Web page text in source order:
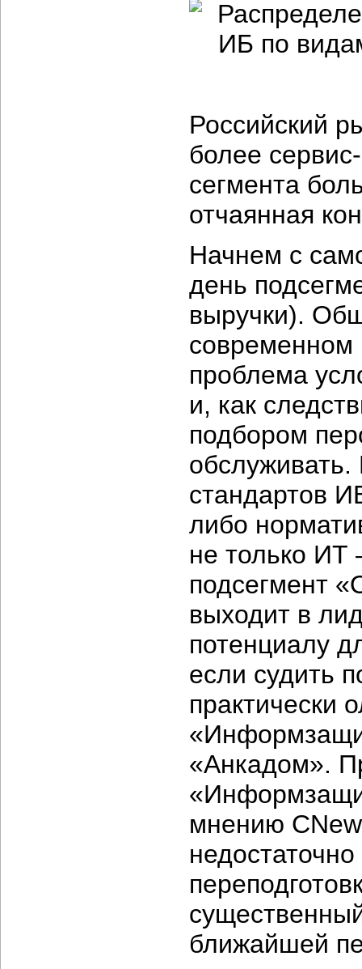
Российский
более
сегмента
отчаянная
Начнем с
день
выручки).
современном
проблема
и, как
подбором
стандартов
либо
не только ИТ
подсегмент
выходит в
потенциалу
если судить
практически
«Анкадом».
мнению
ближайшей